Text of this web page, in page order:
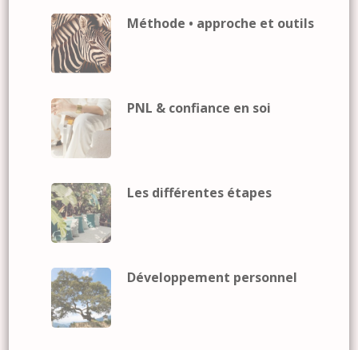
Méthode • approche et outils
PNL & confiance en soi
Les différentes étapes
Développement personnel